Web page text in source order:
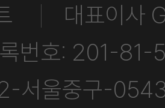
대표이사
번호: 201-81-
서울중구-